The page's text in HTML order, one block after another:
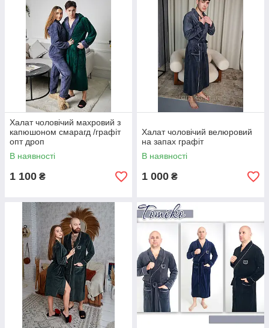
Халат чоловічий махровий з
капюшоном смарагд /графіт
опт дроп
В наявності
1 100 ₴
Халат чоловічий велюровий
на запах графіт
В наявності
1 000 ₴